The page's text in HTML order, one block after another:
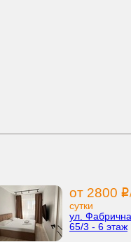
от 2800 i
сутки
ул.
65/3 - 6 этаж